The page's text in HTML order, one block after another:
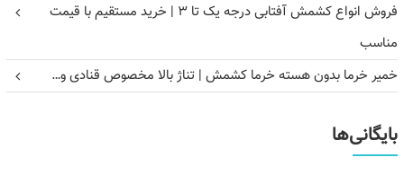
فروش انواع کشمش آفتابی درجه یک تا ۳ | خرید مستقیم با قیمت
مناسب
خمیر خرما بدون هسته خرما کشمش | تناژ بالا مخصوص قنادی و…
بایگانی‌ها